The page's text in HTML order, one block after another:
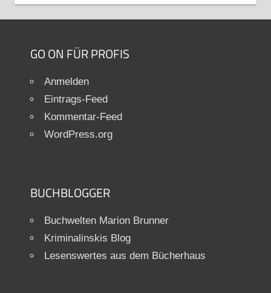
GO ON FÜR PROFIS
Anmelden
Eintrags-Feed
Kommentar-Feed
WordPress.org
BUCHBLOGGER
Buchwelten Marion Brunner
Kriminalinskis Blog
Lesenswertes aus dem Bücherhaus